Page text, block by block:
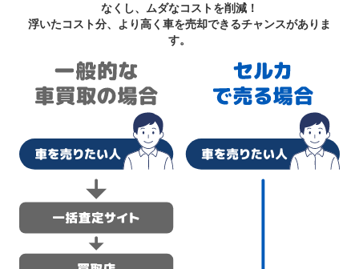
なくし、ムダなコストを削減！
浮いたコスト分、より高く車を売却できるチャンスがありま
す。